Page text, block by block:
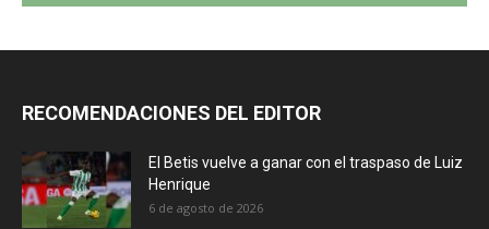
RECOMENDACIONES DEL EDITOR
El Betis vuelve a ganar con el traspaso de Luiz
Henrique
6 de agosto de 2026